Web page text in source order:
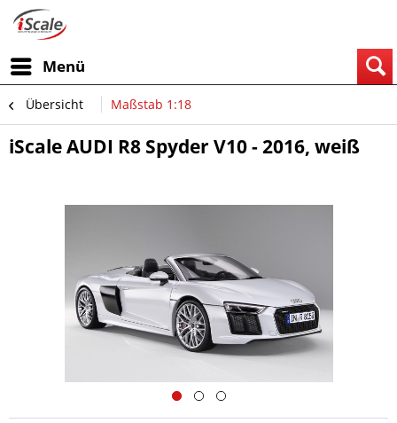
Menü
Übersicht Maßstab 1:18
iScale AUDI R8 Spyder V10 - 2016, weiß